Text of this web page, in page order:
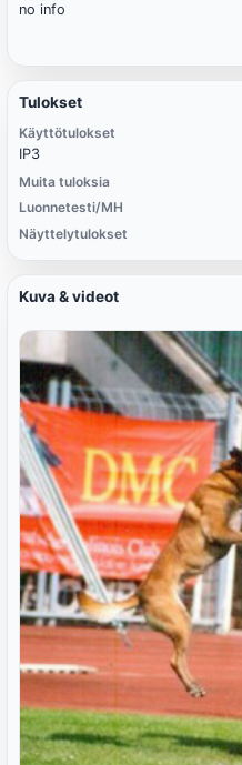
no info
Tulokset
Käyttötulokset
IP3
Muita tuloksia
Luonnetesti/MH
Näyttelytulokset
Kuva & videot